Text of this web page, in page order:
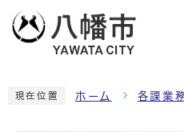
現在位置 ホーム 各課業